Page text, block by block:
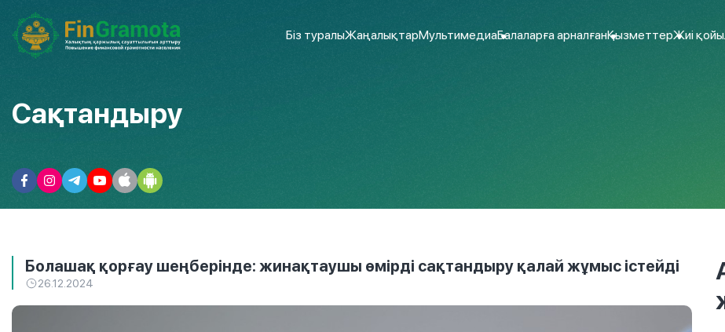
Біз туралыЖаңалықтарМультимедиаБалаларға арналғанҚызметтерЖиі
Сақтандыру
Болашақ қорғау шеңберінде: жинақтаушы өмірді сақтандыру қалай жұмыс істейді
26.12.2024